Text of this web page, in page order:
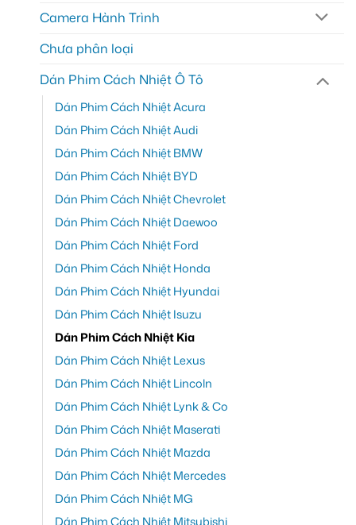
Camera Hành Trình
Chưa phân loại
Dán Phim Cách Nhiệt Ô Tô
Dán Phim Cách Nhiệt Acura
Dán Phim Cách Nhiệt Audi
Dán Phim Cách Nhiệt BMW
Dán Phim Cách Nhiệt BYD
Dán Phim Cách Nhiệt Chevrolet
Dán Phim Cách Nhiệt Daewoo
Dán Phim Cách Nhiệt Ford
Dán Phim Cách Nhiệt Honda
Dán Phim Cách Nhiệt Hyundai
Dán Phim Cách Nhiệt Isuzu
Dán Phim Cách Nhiệt Kia
Dán Phim Cách Nhiệt Lexus
Dán Phim Cách Nhiệt Lincoln
Dán Phim Cách Nhiệt Lynk & Co
Dán Phim Cách Nhiệt Maserati
Dán Phim Cách Nhiệt Mazda
Dán Phim Cách Nhiệt Mercedes
Dán Phim Cách Nhiệt MG
Dán Phim Cách Nhiệt Mitsubishi